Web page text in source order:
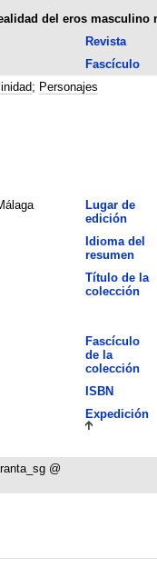
del eros masculino
Revista
Fascículo
; Personajes
Lugar de
edición
Idioma del
resumen
Título de la
colección
Fascículo
de la
colección
ISBN
Expedición
@